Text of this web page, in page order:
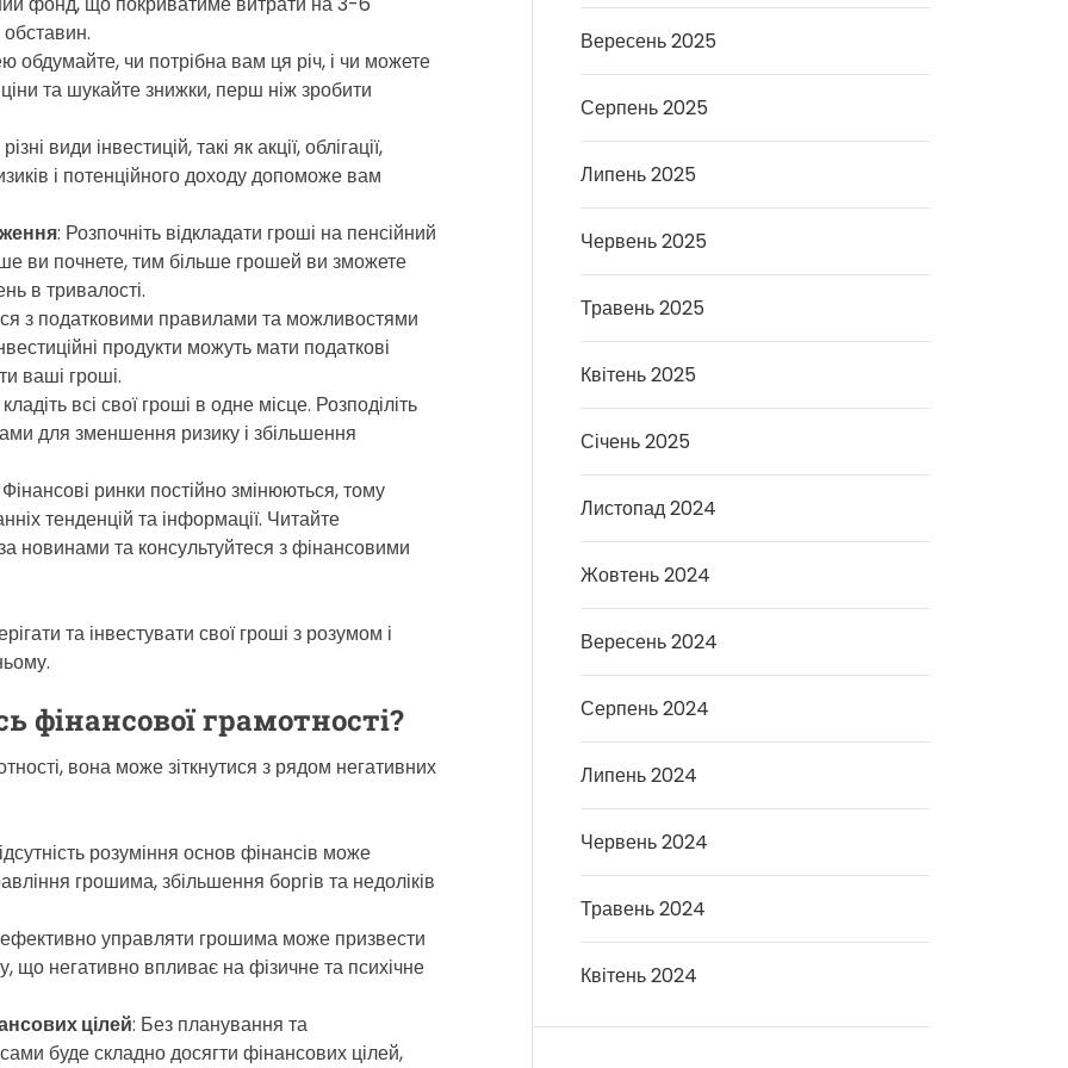
обдумайте, чи потрібна вам ця річ, і чи можете
та шукайте знижки, перш ніж зробити
види інвестицій, такі як акції, облігації,
і потенційного доходу допоможе вам
: Розпочніть відкладати гроші на пенсійний
ви почнете, тим більше грошей ви зможете
в тривалості.
з податковими правилами та можливостями
продукти можуть мати податкові
ваші гроші.
всі свої гроші в одне місце. Розподіліть
для зменшення ризику і збільшення
ринки постійно змінюються, тому
тенденцій та інформації. Читайте
новинами та консультуйтеся з фінансовими
та інвестувати свої гроші з розумом і
грамотності?
вона може зіткнутися з рядом негативних
розуміння основ фінансів може
грошима, збільшення боргів та недоліків
ефективно управляти грошима може призвести
що негативно впливає на фізичне та психічне
цілей: Без планування та
буде складно досягти фінансових цілей,
Вересень 2025
Серпень 2025
Липень 2025
Червень 2025
Травень 2025
Квітень 2025
Січень 2025
Листопад 2024
Жовтень 2024
Вересень 2024
Серпень 2024
Липень 2024
Червень 2024
Травень 2024
Квітень 2024